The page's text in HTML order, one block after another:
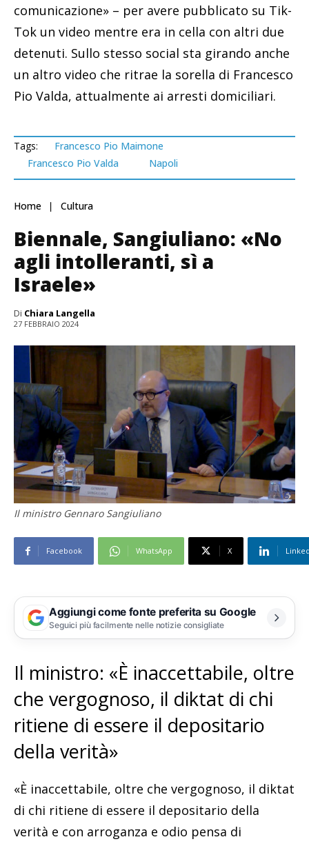
comunicazione» – per avere pubblicato su Tik-
Tok un video mentre era in cella con altri due
detenuti. Sullo stesso social sta girando anche
un altro video che ritrae la sorella di Francesco
Pio Valda, attualmente ai arresti domiciliari.
Tags:
Francesco Pio Maimone
Francesco Pio Valda
Napoli
Home Cultura
Biennale, Sangiuliano: «No
agli intolleranti, sì a
Israele»
Di Chiara Langella
27 FEBBRAIO 2024
Il ministro Gennaro Sangiuliano
Facebook WhatsApp X
Aggiungi come fonte preferita su Google
Seguici più facilmente nelle notizie consigliate
Il ministro: «È inaccettabile, oltre
che vergognoso, il diktat di chi
ritiene di essere il depositario
della verità»
«È inaccettabile, oltre che vergognoso, il diktat
di chi ritiene di essere il depositario della
verità e con arroganza e odio pensa di